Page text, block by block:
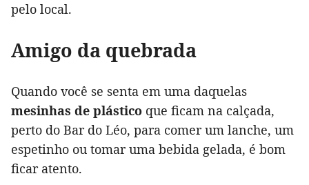
pelo local.
Amigo da quebrada
Quando você se senta em uma daquelas
mesinhas de plástico que ficam na calçada,
perto do Bar do Léo, para comer um lanche, um
espetinho ou tomar uma bebida gelada, é bom
ficar atento.